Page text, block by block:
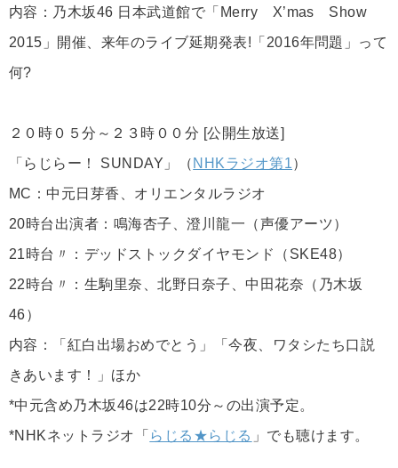
内容：乃木坂46 日本武道館で「Merry X’mas Show
2015」開催、来年のライブ延期発表!「2016年問題」って
何?
２０時０５分～２３時００分 [公開生放送]
「らじらー！ SUNDAY」（ NHKラジオ第1）
MC：中元日芽香、オリエンタルラジオ
20時台出演者：鳴海杏子、澄川龍一（声優アーツ）
21時台〃：デッドストックダイヤモンド（SKE48）
22時台〃：生駒里奈、北野日奈子、中田花奈（乃木坂
46）
内容：「紅白出場おめでとう」「今夜、ワタシたち口説
きあいます！」ほか
*中元含め乃木坂46は22時10分～の出演予定。
*NHKネットラジオ「 らじる★らじる 」でも聴けます。